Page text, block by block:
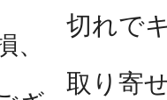
、
切れで
取り寄